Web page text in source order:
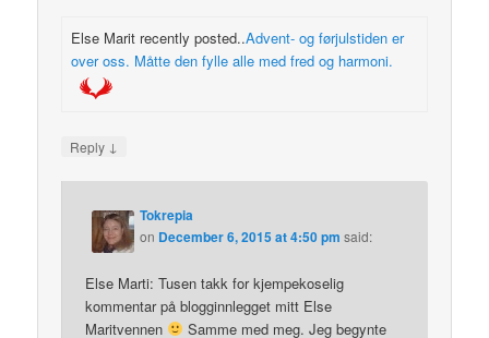
Else Marit recently posted..Advent- og førjulstiden er
over oss. Måtte den fylle alle med fred og harmoni.
Reply ↓
Tokrepia
on December 6, 2015 at 4:50 pm said:
Else Marti: Tusen takk for kjempekoselig
kommentar på blogginnlegget mitt Else
Maritvennen
Samme med meg. Jeg begynte